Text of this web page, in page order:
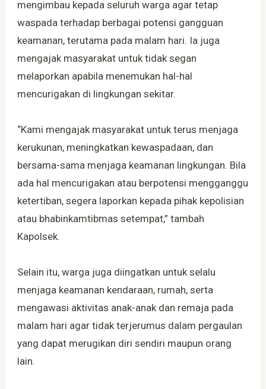
mengimbau kepada seluruh warga agar tetap
waspada terhadap berbagai potensi gangguan
keamanan, terutama pada malam hari. Ia juga
mengajak masyarakat untuk tidak segan
melaporkan apabila menemukan hal-hal
mencurigakan di lingkungan sekitar.
“Kami mengajak masyarakat untuk terus menjaga
kerukunan, meningkatkan kewaspadaan, dan
bersama-sama menjaga keamanan lingkungan. Bila
ada hal mencurigakan atau berpotensi mengganggu
ketertiban, segera laporkan kepada pihak kepolisian
atau bhabinkamtibmas setempat,” tambah
Kapolsek.
Selain itu, warga juga diingatkan untuk selalu
menjaga keamanan kendaraan, rumah, serta
mengawasi aktivitas anak-anak dan remaja pada
malam hari agar tidak terjerumus dalam pergaulan
yang dapat merugikan diri sendiri maupun orang
lain.